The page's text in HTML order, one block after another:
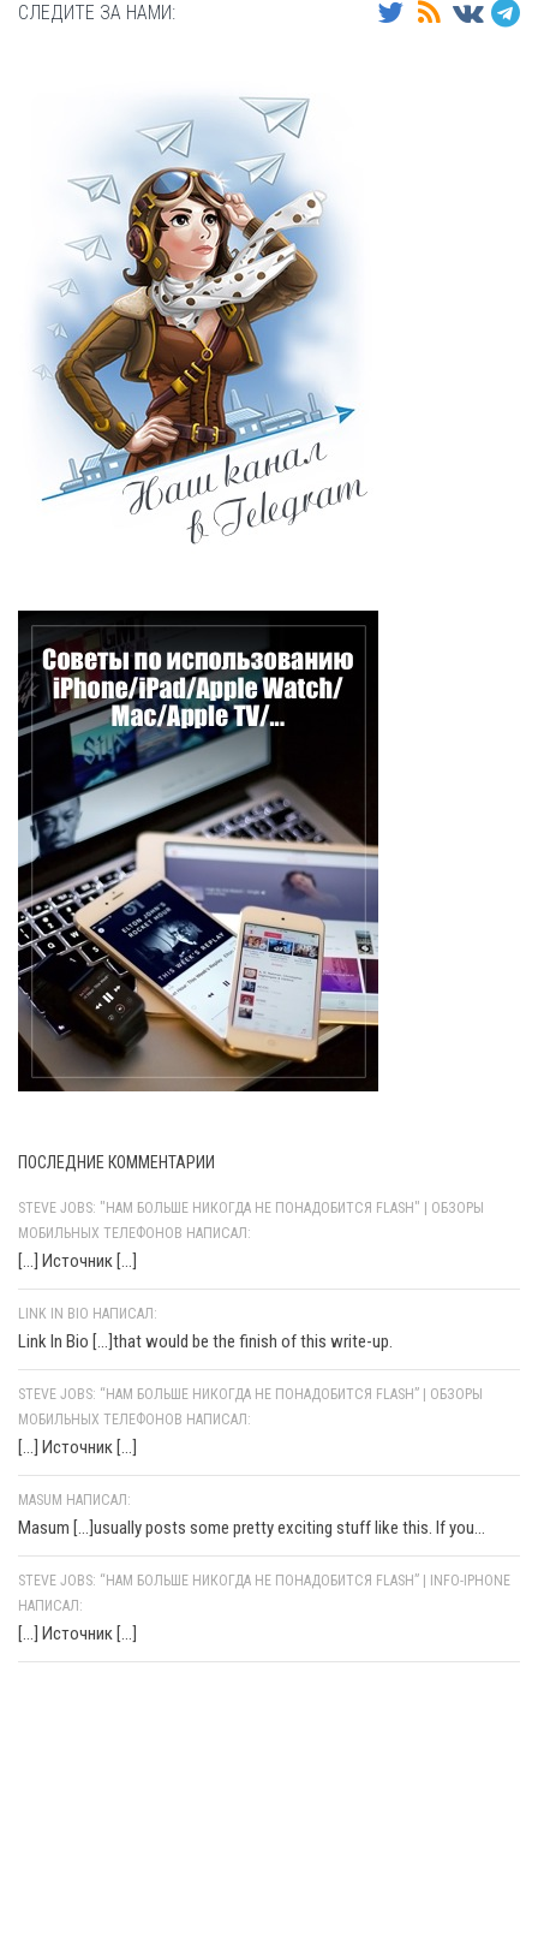
СЛЕДИТЕ ЗА НАМИ:
ПОСЛЕДНИЕ КОММЕНТАРИИ
STEVE JOBS: "НАМ БОЛЬШЕ НИКОГДА НЕ ПОНАДОБИТСЯ FLASH" | ОБЗОРЫ
МОБИЛЬНЫХ ТЕЛЕФОНОВ НАПИСАЛ:
[…] Источник […]
LINK IN BIO НАПИСАЛ:
Link In Bio [...]that would be the finish of this write-up.
STEVE JOBS: “НАМ БОЛЬШЕ НИКОГДА НЕ ПОНАДОБИТСЯ FLASH” | ОБЗОРЫ
МОБИЛЬНЫХ ТЕЛЕФОНОВ НАПИСАЛ:
[…] Источник […]
MASUM НАПИСАЛ:
Masum [...]usually posts some pretty exciting stuff like this. If you...
STEVE JOBS: “НАМ БОЛЬШЕ НИКОГДА НЕ ПОНАДОБИТСЯ FLASH” | INFO-IPHONE
НАПИСАЛ:
[…] Источник […]